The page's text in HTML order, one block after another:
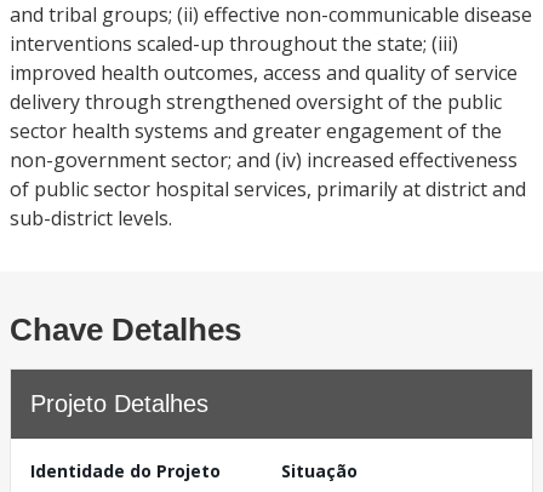
and tribal groups; (ii) effective non-communicable disease
interventions scaled-up throughout the state; (iii)
improved health outcomes, access and quality of service
delivery through strengthened oversight of the public
sector health systems and greater engagement of the
non-government sector; and (iv) increased effectiveness
of public sector hospital services, primarily at district and
sub-district levels.
Chave Detalhes
Projeto Detalhes
Identidade do Projeto
Situação